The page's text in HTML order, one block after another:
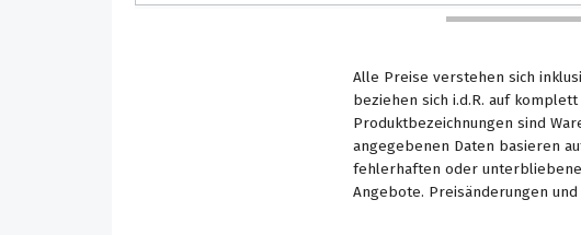
Alle Preise verstehen sich
beziehen sich i.d.R. auf
Produktbezeichnungen sind
angegebenen Daten basieren
fehlerhaften oder
Angebote. Preisänderungen